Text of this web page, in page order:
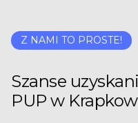
Z NAMI TO PROSTE!
Szanse
PUP w